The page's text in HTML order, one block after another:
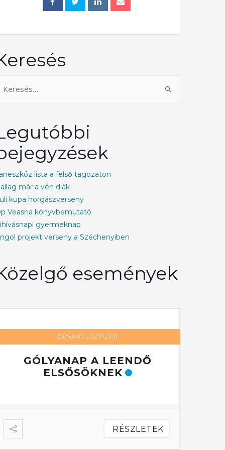
lista a felső tagozaton
már a vén diák
kupa horgászverseny
Veasna könyvbemutató
gyermeknap
projekt verseny a Széchenyiben
események
2026AUGUSZTUS31
GÓLYANAP A LEENDŐ
ELSŐSÖKNEK
RÉSZLETEK